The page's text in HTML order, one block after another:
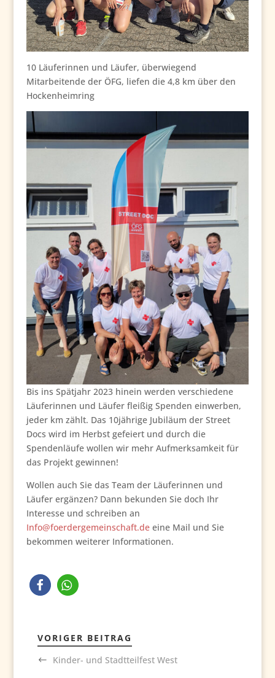
10 Läuferinnen und Läufer, überwiegend
Mitarbeitende der ÖFG, liefen die 4,8 km über den
Hockenheimring
Bis ins Spätjahr 2023 hinein werden verschiedene
Läuferinnen und Läufer fleißig Spenden einwerben,
jeder km zählt. Das 10jährige Jubiläum der Street
Docs wird im Herbst gefeiert und durch die
Spendenläufe wollen wir mehr Aufmerksamkeit für
das Projekt gewinnen!
Wollen auch Sie das Team der Läuferinnen und
Läufer ergänzen? Dann bekunden Sie doch Ihr
Interesse und schreiben an
Info@foerdergemeinschaft.deeine Mail und Sie
bekommen weiterer Informationen.
VORIGER BEITRAG
Kinder- und Stadtteilfest West